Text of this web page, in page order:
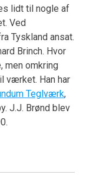
lidt til nogle af
Ved
Tyskland ansat.
Brinch. Hvor
men omkring
værket. Han har
Teglværk,
J.J. Brønd blev